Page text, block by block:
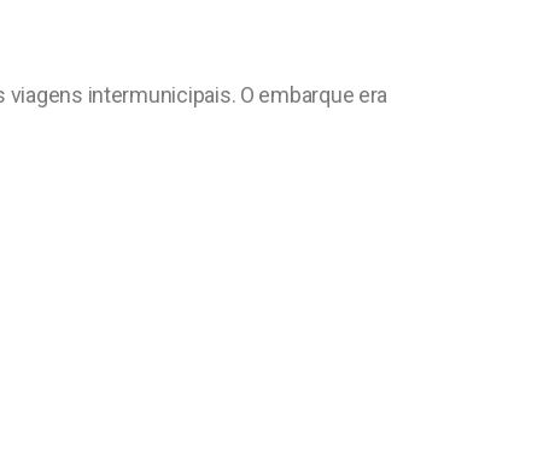
viagens intermunicipais. O embarque era